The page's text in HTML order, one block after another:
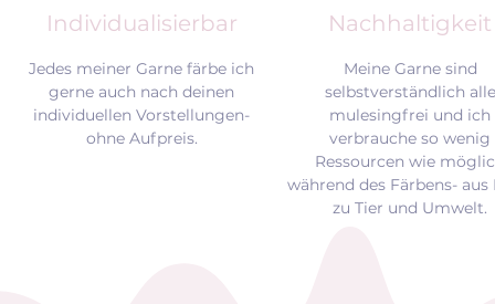
Individualisierbar Nachhaltigkeit
Jedes meiner Garne färbe ich
gerne auch nach deinen
individuellen Vorstellungen-
ohne Aufpreis.
Meine Garne sind
selbstverständlich alle
mulesingfrei und ich
verbrauche so wenig
Ressourcen wie
während des Färbens- aus
zu Tier und Umwelt.